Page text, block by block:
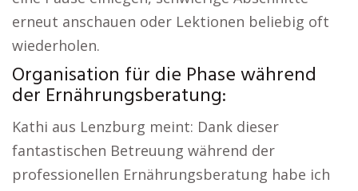
erneut anschauen oder Lektionen beliebig oft
wiederholen.
Organisation für die Phase während
der Ernährungsberatung:
Kathi aus Lenzburg meint: Dank dieser
fantastischen Betreuung während der
professionellen Ernährungsberatung habe ich